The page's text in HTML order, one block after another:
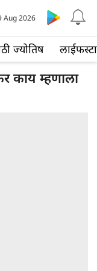
ज्योतिष
Aug 2026
काय म्हणाला